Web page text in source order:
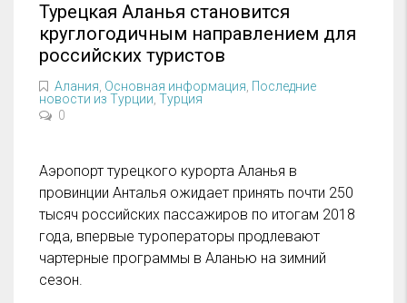
Турецкая Аланья становится
круглогодичным направлением для
российских туристов
Алания Основная информация Последние
новости из Турции Турция
0
Аэропорт турецкого курорта Аланья в
провинции Анталья ожидает принять почти 250
тысяч российских пассажиров по итогам 2018
года, впервые туроператоры продлевают
чартерные программы в Аланью на зимний
сезон.